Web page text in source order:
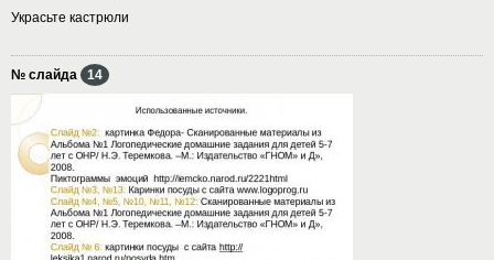
Украсьте кастрюли
№ слайда 14